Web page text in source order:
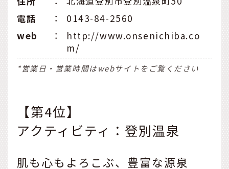
電話
：
0143-84-2560
web
：
http://www.onsenichiba.co
m/
*営業日・営業時間はwebサイトをご覧ください
【第4位】
アクティビティ：登別温泉
肌も心もよろこぶ、豊富な源泉